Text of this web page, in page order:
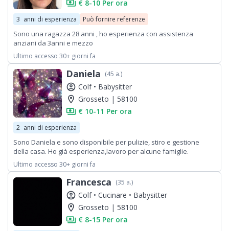
payments € 8-10 Per ora
3 anni di esperienza Può fornire referenze
Sono una ragazza 28 anni , ho esperienza con assistenza
anziani da 3anni e mezzo
Ultimo accesso 30+ giorni fa
Daniela (45 a.)
account_circle Colf • Babysitter
location_on Grosseto | 58100
payments € 10-11 Per ora
2 anni di esperienza
Sono Daniela e sono disponibile per pulizie, stiro e gestione
della casa. Ho già esperienza,lavoro per alcune famiglie.
Ultimo accesso 30+ giorni fa
Francesca (35 a.)
account_circle Colf • Cucinare • Babysitter
location_on Grosseto | 58100
payments € 8-15 Per ora